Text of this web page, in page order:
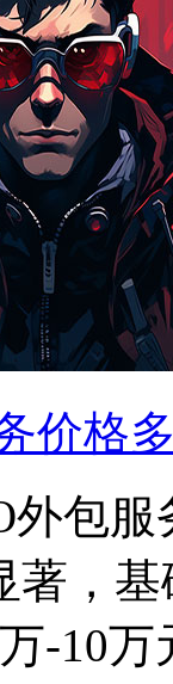
价格
外包
，
-10万